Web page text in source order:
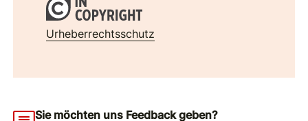
Urheberrechtsschutz
Sie möchten uns Feedback geben?